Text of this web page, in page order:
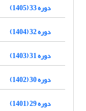
دوره 33 (1405)
دوره 32 (1404)
دوره 31 (1403)
دوره 30 (1402)
دوره 29 (1401)